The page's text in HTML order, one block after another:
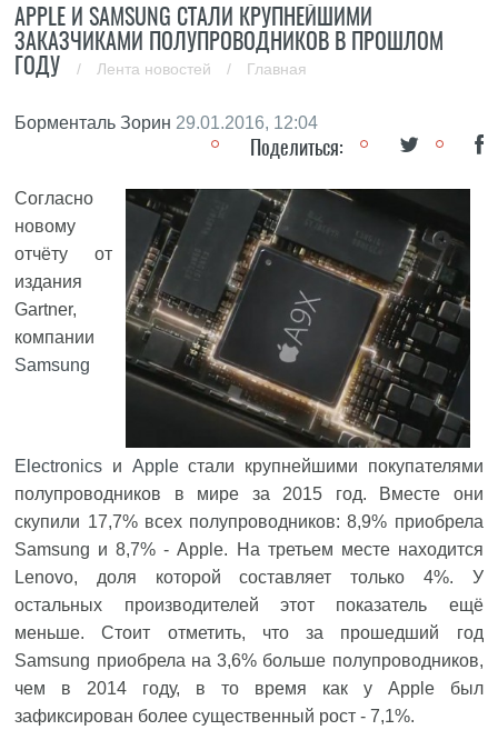
APPLE И SAMSUNG СТАЛИ КРУПНЕЙШИМИ
ЗАКАЗЧИКАМИ ПОЛУПРОВОДНИКОВ В ПРОШЛОМ
ГОДУ
/ Лента новостей / Главная
Борменталь Зорин 29.01.2016, 12:04
Поделиться:
Согласно
новому
отчёту от
издания
Gartner,
компании
Samsung
Electronics и Appleстали крупнейшими покупателями
полупроводников в мире за 2015 год. Вместе они
скупили 17,7% всех полупроводников: 8,9% приобрела
Samsung и 8,7% - Apple. На третьем месте находится
Lenovo, доля которой составляет только 4%. У
остальных производителей этот показатель ещё
меньше. Стоит отметить, что за прошедший год
Samsung приобрела на 3,6% больше полупроводников,
чем в 2014 году, в то время как у Apple был
зафиксирован более существенный рост - 7,1%.